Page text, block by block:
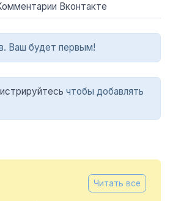
Вконтакте
Ваш будет первым!
чтобы добавлять
Читать все